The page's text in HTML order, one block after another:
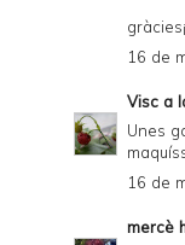
16 de
Visc a
Unes
16 de
mercè